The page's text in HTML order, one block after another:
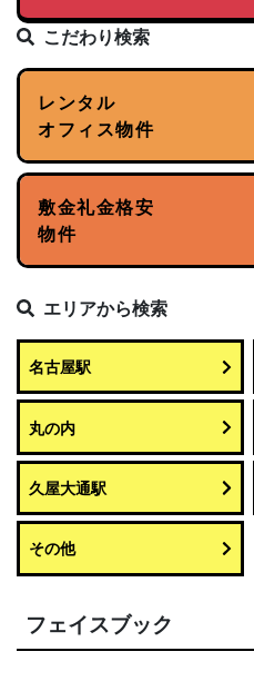
こだわり検索
レンタル
オフィス物件
敷金礼金格安
物件
エリアから検索
名古屋駅
丸の内
久屋大通駅
その他
フェイスブック